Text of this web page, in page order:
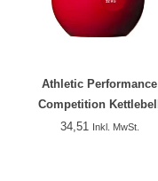
Athletic Performance
Competition Kettlebell
34,51
Inkl. MwSt.